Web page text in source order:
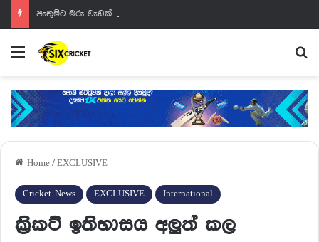
පැතුම්ට මරු වැඩක් වෙන්නයි යන්නේ
Menu
Home / EXCLUSIVE
Cricket News EXCLUSIVE International
ක්‍රිකට් ඉතිහාසය අලුත් කල